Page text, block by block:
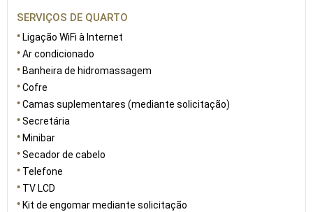
SERVIÇOS DE QUARTO
Ligação WiFi à Internet
Ar condicionado
Banheira de hidromassagem
Cofre
Camas suplementares (mediante solicitação)
Secretária
Minibar
Secador de cabelo
Telefone
TV LCD
Kit de engomar mediante solicitação